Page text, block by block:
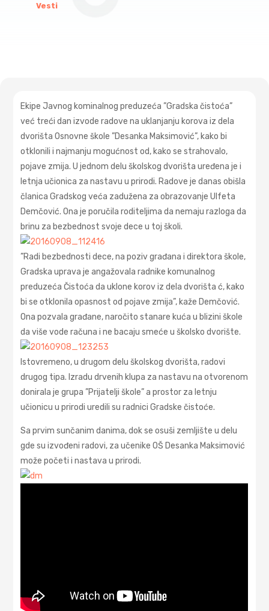
Vesti
Ekipe Javnog kominalnog preduzeća ”Gradska čistoća”
već treći dan izvode radove na uklanjanju korova iz dela
dvorišta Osnovne škole ”Desanka Maksimović”, kako bi
otklonili i najmanju mogućnost od, kako se strahovalo,
pojave zmija. U jednom delu školskog dvorišta uređena je i
letnja učionica za nastavu u prirodi. Radove je danas obišla
članica Gradskog veća zadužena za obrazovanje Ulfeta
Demčović. Ona je poručila roditeljima da nemaju razloga da
brinu za bezbednost svoje dece u toj školi.
”Radi bezbednosti dece, na poziv građana i direktora škole,
Gradska uprava je angažovala radnike komunalnog
preduzeća Čistoća da uklone korov iz dela dvorišta ć, kako
bi se otklonila opasnost od pojave zmija”, kaže Demčović.
Ona pozvala građane, naročito stanare kuća u blizini škole
da više vode računa i ne bacaju smeće u školsko dvorište.
Istovremeno, u drugom delu školskog dvorišta, radovi
drugog tipa. Izradu drvenih klupa za nastavu na otvorenom
donirala je grupa ”Prijatelji škole” a prostor za letnju
učionicu u prirodi uredili su radnici Gradske čistoće.
Sa prvim sunčanim danima, dok se osuši zemljište u delu
gde su izvođeni radovi, za učenike OŠ Desanka Maksimović
može početi i nastava u prirodi.